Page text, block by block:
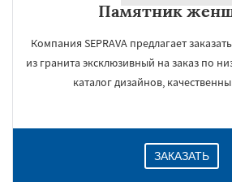
Памятник
Компания SEPRAVA предлагает
из гранита эксклюзивный на заказ по
каталог дизайнов,
ЗАКАЗАТЬ